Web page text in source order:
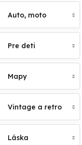
Auto, moto
Pre deti
Mapy
Vintage a retro
Láska